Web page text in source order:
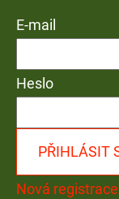
E-mail
Heslo
PŘIHLÁSIT
Nová registrace